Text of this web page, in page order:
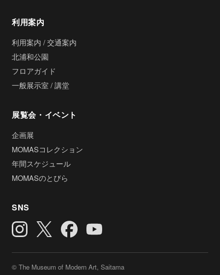
利用案内
利用案内 / 交通案内
北浦和公園
フロアガイド
一般展示室 / 講堂
展覧会・イベント
企画展
MOMASコレクション
年間スケジュール
MOMASのとびら
SNS
© The Museum of Modern Art, Saitama